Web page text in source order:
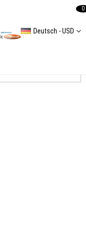
Deutsch - USD
0